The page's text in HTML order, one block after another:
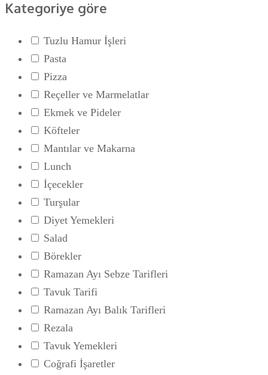
Kategoriye göre
Tuzlu Hamur İşleri
Pasta
Pizza
Reçeller ve Marmelatlar
Ekmek ve Pideler
Köfteler
Mantılar ve Makarna
Lunch
İçecekler
Turşular
Diyet Yemekleri
Salad
Börekler
Ramazan Ayı Sebze Tarifleri
Tavuk Tarifi
Ramazan Ayı Balık Tarifleri
Rezala
Tavuk Yemekleri
Coğrafi İşaretler